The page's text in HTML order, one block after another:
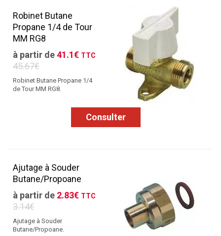
Robinet Butane
Propane 1/4 de Tour
MM RG8
à partir de41.1€ TTC
45.67€
Robinet Butane Propane 1/4
de Tour MM RG8.
Consulter
Ajutage à Souder
Butane/Propoane
à partir de 2.83€ TTC
3.14€
Ajutage à Souder
Butane/Propoane.